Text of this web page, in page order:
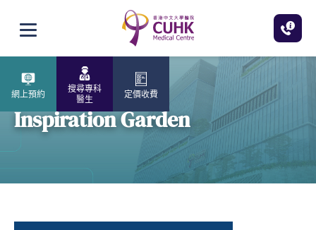
打開選單
網上預約
搜尋專科
醫生
定價收費
Inspiration Garden